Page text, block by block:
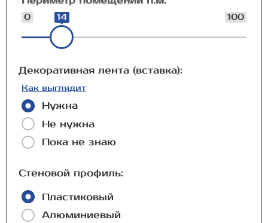
0 100
14
Декоративная лента (вставка):
Как выглядит
Нужна
Не нужна
Пока не знаю
Стеновой профиль:
Пластиковый
Алюминиевый